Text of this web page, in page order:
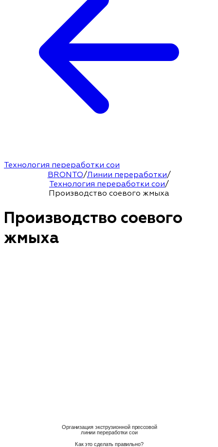
Технология переработки сои
BRONTO/Линии переработки/
Технология переработки сои/
Производство соевого жмыха
Производство соевого
жмыха